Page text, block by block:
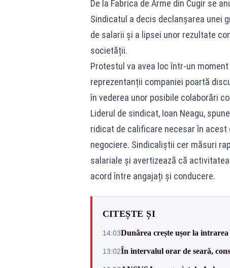
De la Fabrica de Arme din Cugir se
Sindicatul a decis declanșarea unei
de salarii și a lipsei unor rezultate
societății.
Protestul va avea loc într-un
reprezentanții companiei poartă
în vederea unor posibile colaborări
Liderul de sindicat, Ioan Neagu,
ridicat de calificare necesar în
negociere. Sindicaliștii cer măsuri
salariale și avertizează că
acord între angajați și conducere.
CITEȘTE ȘI
14:03Dunărea crește ușor la
13:02În intervalul orar de seară,